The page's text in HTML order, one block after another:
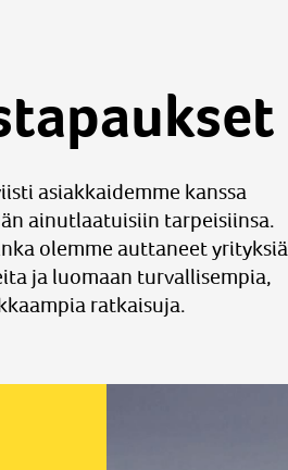
asiakkaidemme kanssa
ainutlaatuisiin tarpeisiinsa.
olemme auttaneet yrityksiä
ja luomaan turvallisempia,
ratkaisuja.